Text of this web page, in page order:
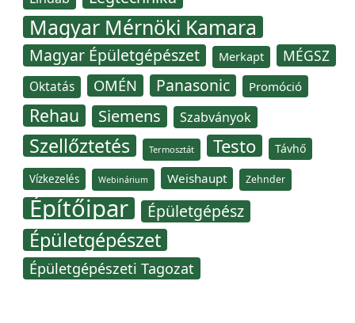
Magyar Mérnöki Kamara
Magyar Épületgépészet Merkapt MÉGSZ
Oktatás OMÉN Panasonic Promóció
Rehau Siemens Szabványok
Szellőztetés Termosztát Testo Távhő
Vízkezelés Webinárium Weishaupt Zehnder
Építőipar Épületgépész
Épületgépészet
Épületgépészeti Tagozat